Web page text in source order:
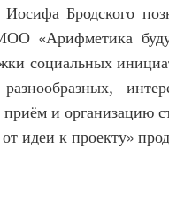
Бродского
«Арифметика
социальных
приём и организацию
идеи к проекту»